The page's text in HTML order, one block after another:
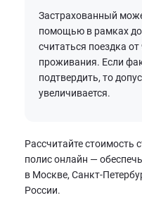
Застрахованный
помощью в рамках
считаться поездка
проживания. Если
подтвердить, то
увеличивается.
Рассчитайте стоимость
полис онлайн —
в Москве, Санкт-
России.